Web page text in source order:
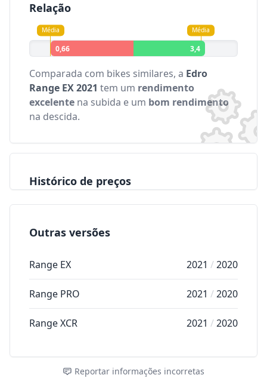
Relação
Média
0,66
Média
3,4
Comparada com bikes similares, a Edro
Range EX 2021 tem um rendimento
excelente na subida e um bom rendimento
na descida.
Histórico de preços
Outras versões
Range EX 2021 /2020
Range PRO 2021 /2020
Range XCR 2021 /2020
Reportar informações incorretas